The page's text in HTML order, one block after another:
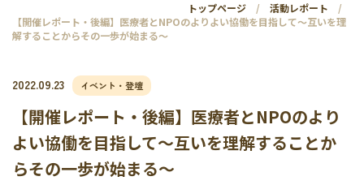
トップページ
活動レポート
【開催レポート・後編】医療者とNPOのよりよい協働を目指して～互いを理
解することからその一歩が始まる～
2022.09.23 イベント・登壇
【開催レポート・後編】医療者とNPOのより
よい協働を目指して～互いを理解することか
らその一歩が始まる～